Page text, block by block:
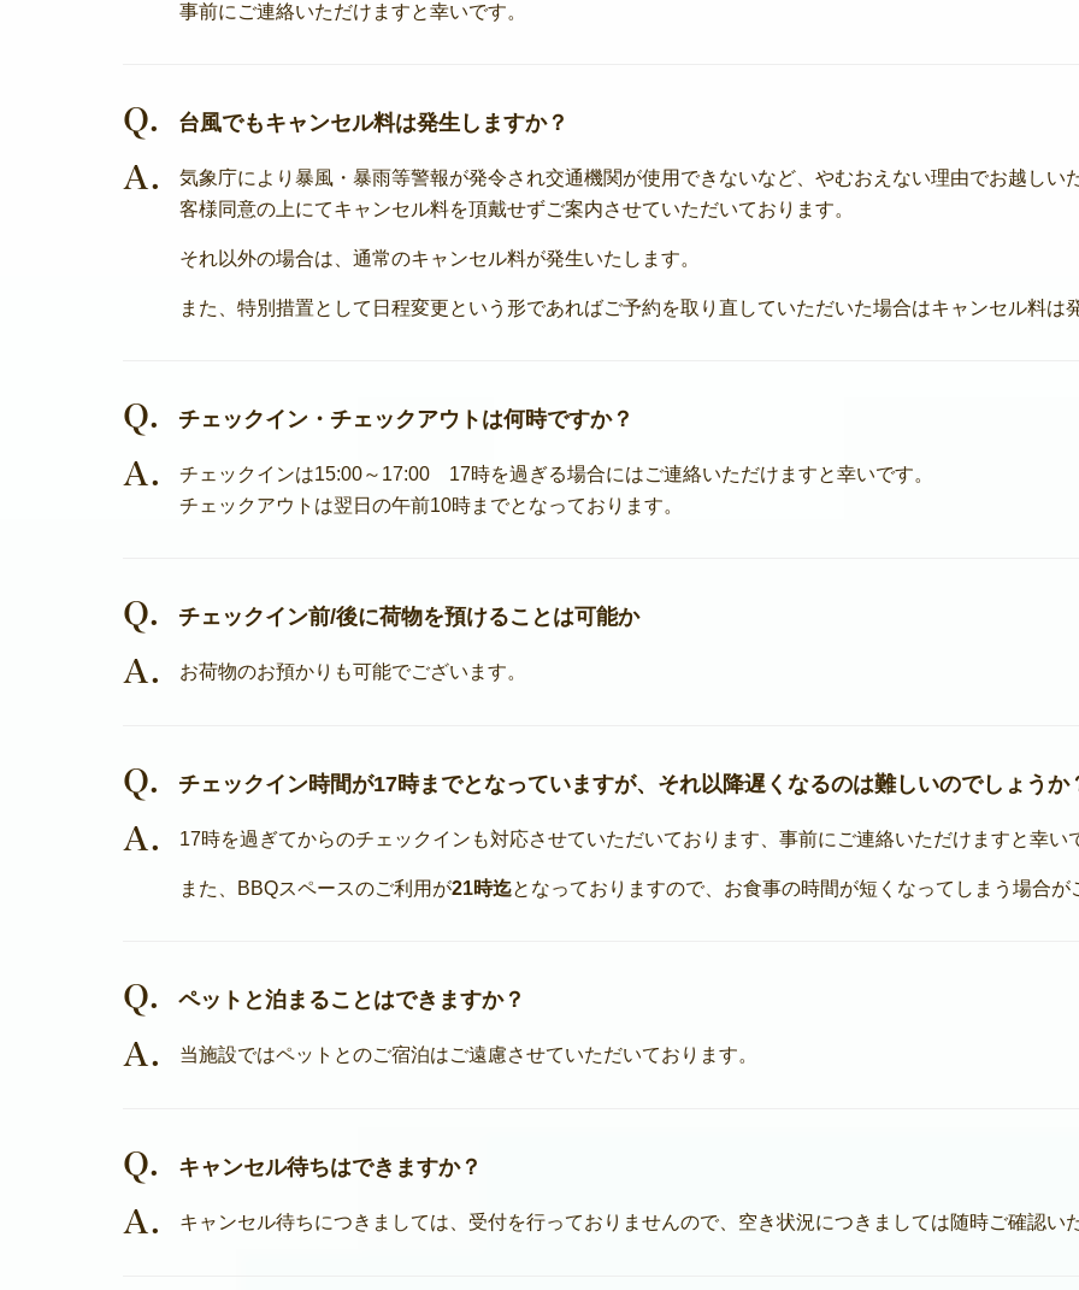
事前にご連絡いただけますと幸いです。
Q. 台風でもキャンセル料は発生しますか？
A.
気象庁により暴風・暴雨等警報が発令され交通機関が使用できないなど、やむおえない理由でお越しい
客様同意の上にてキャンセル料を頂戴せずご案内させていただいております。
それ以外の場合は、通常のキャンセル料が発生いたします。
また、特別措置として日程変更という形であればご予約を取り直していただいた場合はキャンセル料は
Q. チェックイン・チェックアウトは何時ですか？
A.
チェックインは15:00～17:00 17時を過ぎる場合にはご連絡いただけますと幸いです。
チェックアウトは翌日の午前10時までとなっております。
Q. チェックイン前/後に荷物を預けることは可能か
A. お荷物のお預かりも可能でございます。
Q. チェックイン時間が17時までとなっていますが、それ以降遅くなるのは難しいのでしょうか
A. 17時を過ぎてからのチェックインも対応させていただいております、事前にご連絡いただけますと幸い
また、BBQスペースのご利用が21時迄となっておりますので、お食事の時間が短くなってしまう場合が
Q. ペットと泊まることはできますか？
A. 当施設ではペットとのご宿泊はご遠慮させていただいております。
Q. キャンセル待ちはできますか？
A. キャンセル待ちにつきましては、受付を行っておりませんので、空き状況につきましては随時ご確認い